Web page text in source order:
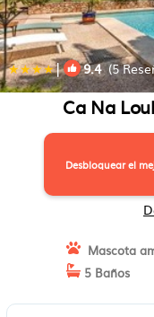
| 9.4(5
Ca Na
Desbloquear el
Mascota
5 Baños